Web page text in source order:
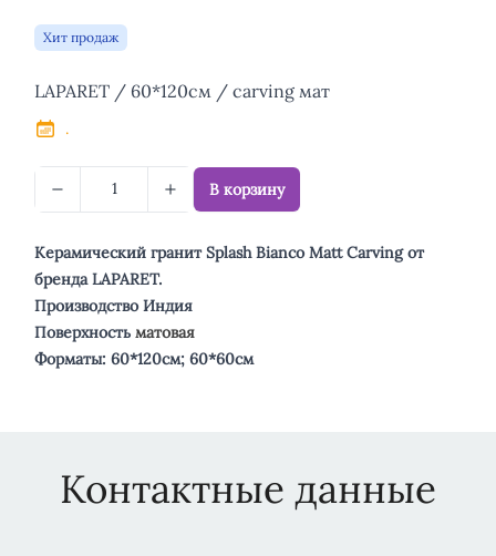
Хит продаж
Описание
LAPARET / 60*120см / carving мат
.
В корзину
Керамический гранит Splash Bianco Matt Carving от
бренда LAPARET.
Производство Индия
Поверхность матовая
Форматы: 60*120см; 60*60см
Контактные данные